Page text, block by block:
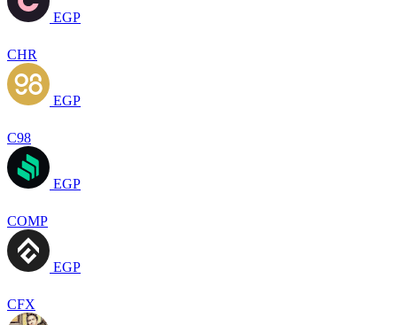
EGP
CHR
EGP
C98
EGP
COMP
EGP
CFX